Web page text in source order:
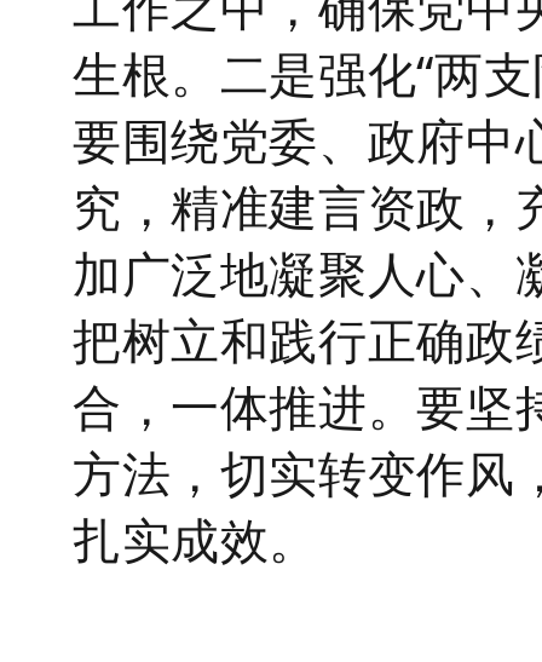
生根。 二是强化“两
要围绕党委、政府中
究，精准建言资政，
加广泛地凝聚人心、
把树立和践行正确政
合，一体推进。要坚
方法，切实转变作风
扎实成效。